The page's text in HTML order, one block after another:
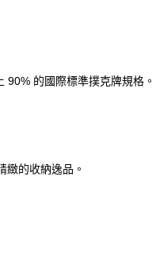
的國際標準撲克牌規格。
的收納逸品。